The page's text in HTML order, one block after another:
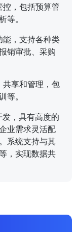
，包括预算管
等。
，支持各种类
销审批、采购
享和管理，包
等。
，具有高度的
业需求灵活配
系统支持与其
，实现数据共